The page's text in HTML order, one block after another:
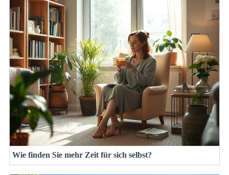
Wie finden Sie mehr Zeit für sich selbst?